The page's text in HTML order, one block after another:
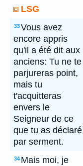
LSG
33Vous avez
encore appris
qu'il a été dit aux
anciens: Tu ne te
parjureras point,
mais tu
t'acquitteras
envers le
Seigneur de ce
que tu as déclaré
par serment.
34 Mais moi, je